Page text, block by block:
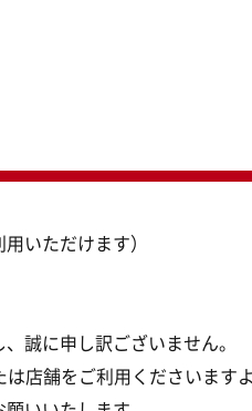
いただけます）
誠に申し訳ございません。
店舗をご利用くださいます